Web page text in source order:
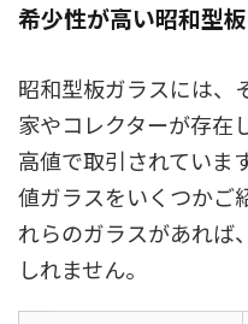
希少性が高い昭和型
昭和型板ガラスには、
家やコレクターが存在
高値で取引されていま
値ガラスをいくつかご
れらのガラスがあれば
しれません。